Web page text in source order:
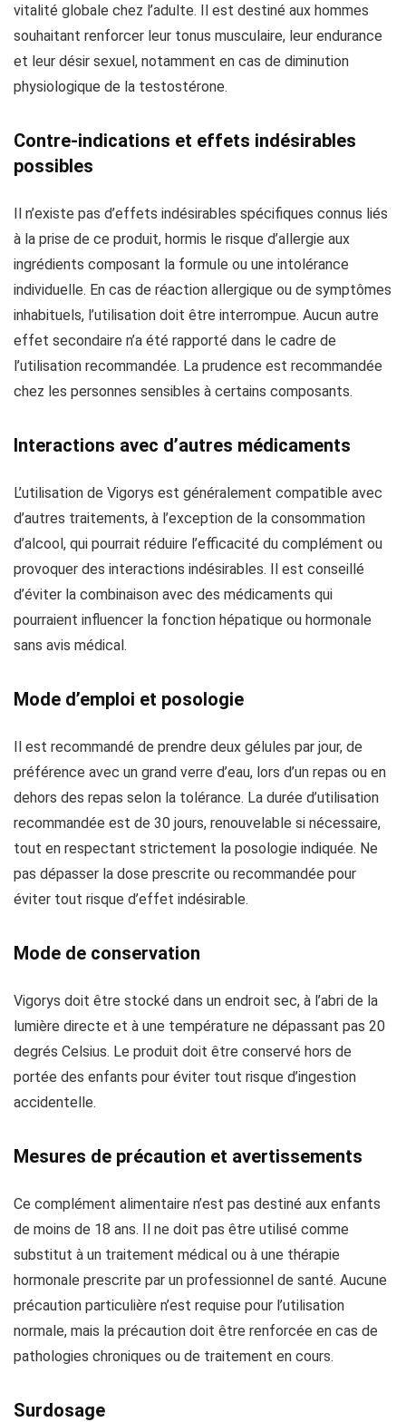
vitalité globale chez l’adulte. Il est destiné aux hommes
souhaitant renforcer leur tonus musculaire, leur endurance
et leur désir sexuel, notamment en cas de diminution
physiologique de la testostérone.
Contre-indications et effets indésirables
possibles
Il n’existe pas d’effets indésirables spécifiques connus liés
à la prise de ce produit, hormis le risque d’allergie aux
ingrédients composant la formule ou une intolérance
individuelle. En cas de réaction allergique ou de symptômes
inhabituels, l’utilisation doit être interrompue. Aucun autre
effet secondaire n’a été rapporté dans le cadre de
l’utilisation recommandée. La prudence est recommandée
chez les personnes sensibles à certains composants.
Interactions avec d’autres médicaments
L’utilisation de Vigorys est généralement compatible avec
d’autres traitements, à l’exception de la consommation
d’alcool, qui pourrait réduire l’efficacité du complément ou
provoquer des interactions indésirables. Il est conseillé
d’éviter la combinaison avec des médicaments qui
pourraient influencer la fonction hépatique ou hormonale
sans avis médical.
Mode d’emploi et posologie
Il est recommandé de prendre deux gélules par jour, de
préférence avec un grand verre d’eau, lors d’un repas ou en
dehors des repas selon la tolérance. La durée d’utilisation
recommandée est de 30 jours, renouvelable si nécessaire,
tout en respectant strictement la posologie indiquée. Ne
pas dépasser la dose prescrite ou recommandée pour
éviter tout risque d’effet indésirable.
Mode de conservation
Vigorys doit être stocké dans un endroit sec, à l’abri de la
lumière directe et à une température ne dépassant pas 20
degrés Celsius. Le produit doit être conservé hors de
portée des enfants pour éviter tout risque d’ingestion
accidentelle.
Mesures de précaution et avertissements
Ce complément alimentaire n’est pas destiné aux enfants
de moins de 18 ans. Il ne doit pas être utilisé comme
substitut à un traitement médical ou à une thérapie
hormonale prescrite par un professionnel de santé. Aucune
précaution particulière n’est requise pour l’utilisation
normale, mais la précaution doit être renforcée en cas de
pathologies chroniques ou de traitement en cours.
Surdosage